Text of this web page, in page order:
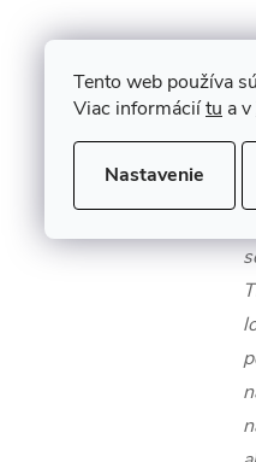
Tento web používa
Viac informáciítu a v
Nastavenie